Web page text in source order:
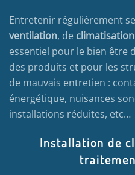
Entretenir régulièrement
ventilation, de climatisation
essentiel pour le bien être
des produits et pour les
de mauvais entretien :
énergétique, nuisances
installations réduites, etc…
Installation de